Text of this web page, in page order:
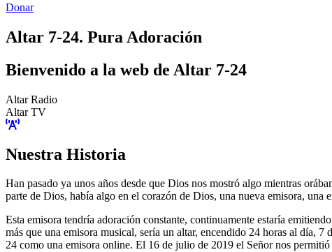
Donar
Altar 7-24. Pura Adoración
Bienvenido a la web de Altar 7-24
Altar Radio
Altar TV
Nuestra Historia
Han pasado ya unos años desde que Dios nos mostró algo mientras
parte de Dios, había algo en el corazón de Dios, una nueva emisora, una
Esta emisora tendría adoración constante, continuamente estaría
más que una emisora musical, sería un altar, encendido 24 horas al día,
24 como una emisora online. El 16 de julio de 2019 el Señor nos